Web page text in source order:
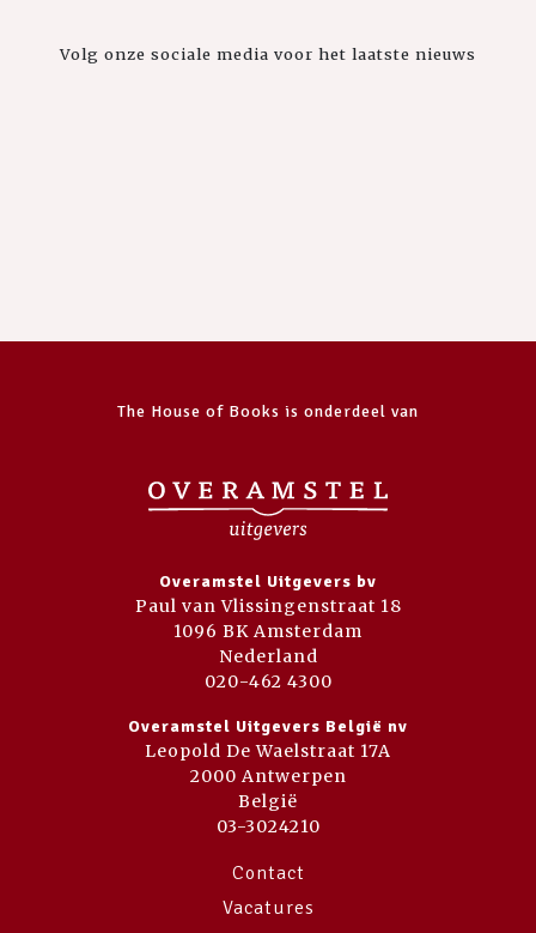
Volg onze sociale media voor het laatste nieuws
The House of Books is onderdeel van
Overamstel Uitgevers bv
Paul van Vlissingenstraat 18
1096 BK Amsterdam
Nederland
020-462 4300
Overamstel Uitgevers België nv
Leopold De Waelstraat 17A
2000 Antwerpen
België
03-3024210
Contact
Vacatures